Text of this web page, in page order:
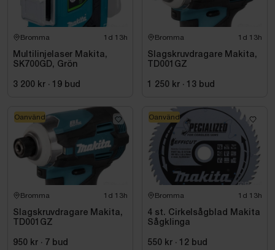
Bromma 1d 13h
Multilinjelaser Makita,
SK700GD, Grön
3 200 kr · 19 bud
Bromma 1d 13h
Slagskruvdragare Makita,
TD001GZ
1 250 kr · 13 bud
Bromma 1d 13h
Slagskruvdragare Makita,
TD001GZ
950 kr · 7 bud
Oanvänd
Bromma 1d 13h
4 st. Cirkelsågblad Makita
Sågklinga
550 kr · 12 bud
Oanvänd